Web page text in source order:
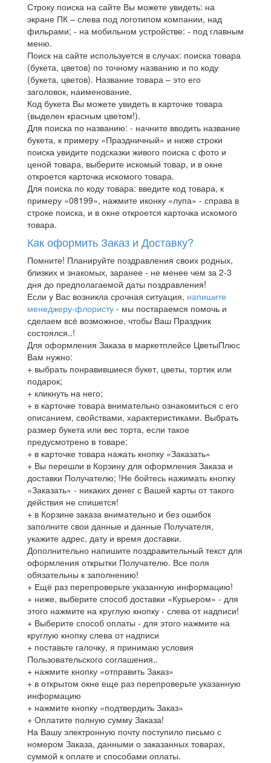
Строку поиска на сайте Вы можете увидеть: на
экране ПК – слева под логотипом компании, над
фильрами; - на мобильном устройстве: - под главным
меню.
Поиск на сайте используется в случах: поиска товара
(букета, цветов) по точному названию и по коду
(букета, цветов). Название товара – это его
заголовок, наименование.
Код букета Вы можете увидеть в карточке товара
(выделен красным цветом!).
Для поиска по названию: - начните вводить название
букета, к примеру «Праздничный» и ниже строки
поиска увидите подсказки живого поиска с фото и
ценой товара, выберите искомый товар, и в окне
откроется карточка искомого товара.
Для поиска по коду товара: введите код товара, к
примеру «08199», нажмите иконку «лупа» - справа в
строке поиска, и в окне откроется карточка искомого
товара.
Как оформить Заказ и Доставку?
Помните! Планируйте поздравления своих родных,
близких и знакомых, заранее - не менее чем за 2-3
дня до предполагаемой даты поздравления!
Если у Вас возникла срочная ситуация, напишите
менеджеру-флористу - мы постараемся помочь и
сделаем всё возможное, чтобы Ваш Праздник
состоялся..!
Для оформления Заказа в маркетплейсе ЦветыПлюс
Вам нужно:
+ выбрать понравившиеся букет, цветы, тортик или
подарок;
+ кликнуть на него;
+ в карточке товара внимательно ознакомиться с его
описанием, свойствами, характеристиками. Выбрать
размер букета или вес торта, если такое
предусмотрено в товаре;
+ в карточке товара нажать кнопку «Заказать»
+ Вы перешли в Корзину для оформления Заказа и
доставки Получателю; !Не бойтесь нажимать кнопку
«Заказать» - никаких денег с Вашей карты от такого
действия не спишется!
+ в Корзине заказа внимательно и без ошибок
заполните свои данные и данные Получателя,
укажите адрес, дату и время доставки.
Дополнительно напишите поздравительный текст для
оформления открытки Получателю. Все поля
обязательны к заполнению!
+ Ещё раз перепроверьте указанную информацию!
+ ниже, выберите способ доставки «Курьером» - для
этого нажмите на круглую кнопку - слева от надписи!
+ Выберите способ оплаты - для этого нажмите на
круглую кнопку слева от надписи
+ поставьте галочку, я принимаю условия
Пользовательского соглашения..
+ нажмите кнопку «отправить Заказ»
+ в открытом окне еще раз перепроверьте указанную
информацию
+ нажмите кнопку «подтвердить Заказ»
+ Оплатите полную сумму Заказа!
На Вашу электронную почту поступило письмо с
номером Заказа, данными о заказанных товарах,
суммой к оплате и способами оплаты.